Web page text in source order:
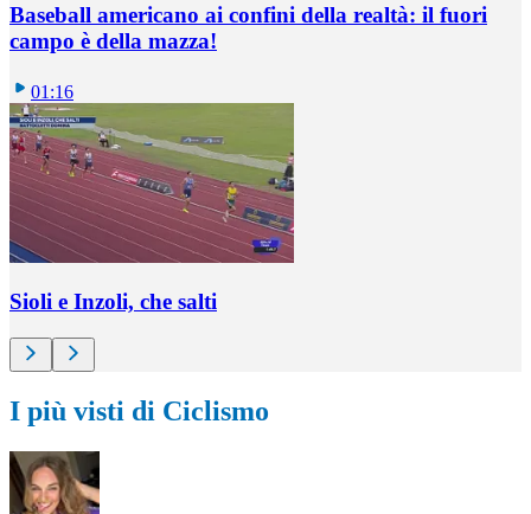
Baseball americano ai confini della realtà: il fuori
campo è della mazza!
01:16
Sioli e Inzoli, che salti
I più visti di Ciclismo